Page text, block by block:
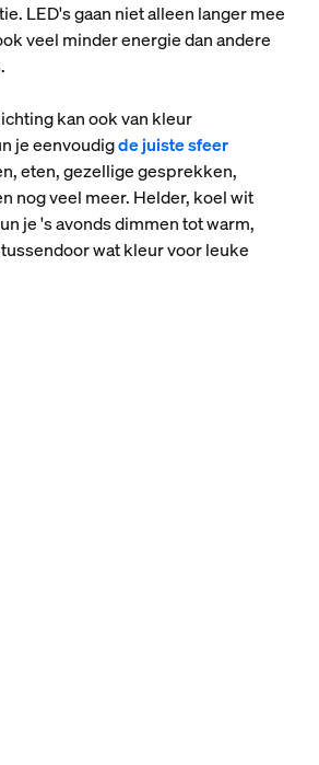
LED's gaan niet alleen langer mee
veel minder energie dan andere
kan ook van kleur
je eenvoudigde juiste sfeer
eten, gezellige gesprekken,
nog veel meer. Helder, koel wit
je 's avonds dimmen tot warm,
wat kleur voor leuke